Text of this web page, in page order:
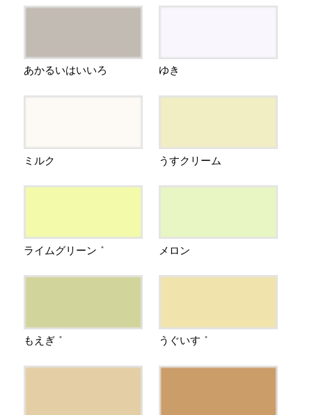
あかるいはいいろ ゆき
ミルク うすクリーム
ライムグリーン ＊ メロン
もえぎ ＊ うぐいす ＊